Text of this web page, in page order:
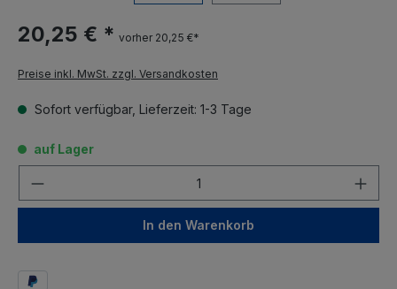
20,25 € * vorher 20,25 €*
Preise inkl. MwSt. zzgl. Versandkosten
Sofort verfügbar, Lieferzeit: 1-3 Tage
auf Lager
In den Warenkorb